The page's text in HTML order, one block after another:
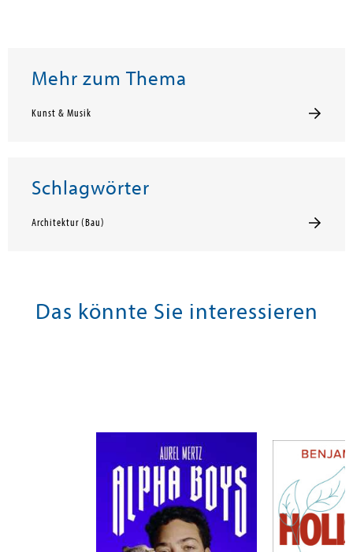
Mehr zum Thema
Kunst & Musik
Schlagwörter
Architektur (Bau)
Das könnte Sie interessieren